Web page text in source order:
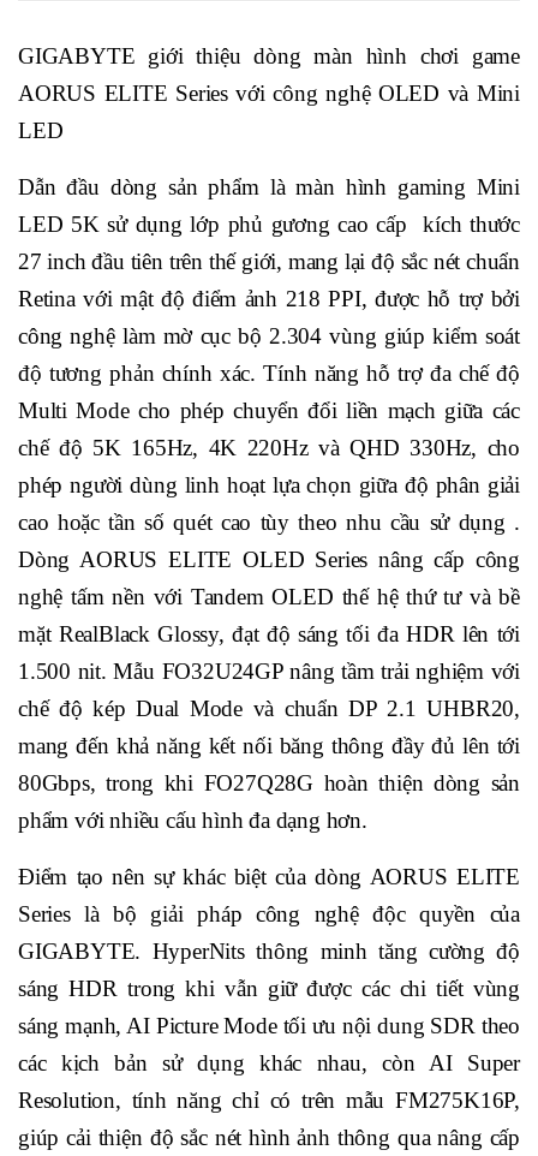
GIGABYTE giới thiệu dòng màn hình chơi game
AORUS ELITE Series với công nghệ OLED và Mini
LED
Dẫn đầu dòng sản phẩm là màn hình gaming Mini
LED 5K sử dụng lớp phủ gương cao cấp kích thước
27 inch đầu tiên trên thế giới, mang lại độ sắc nét chuẩn
Retina với mật độ điểm ảnh 218 PPI, được hỗ trợ bởi
công nghệ làm mờ cục bộ 2.304 vùng giúp kiểm soát
độ tương phản chính xác. Tính năng hỗ trợ đa chế độ
Multi Mode cho phép chuyển đổi liền mạch giữa các
chế độ 5K 165Hz, 4K 220Hz và QHD 330Hz, cho
phép người dùng linh hoạt lựa chọn giữa độ phân giải
cao hoặc tần số quét cao tùy theo nhu cầu sử dụng .
Dòng AORUS ELITE OLED Series nâng cấp công
nghệ tấm nền với Tandem OLED thế hệ thứ tư và bề
mặt RealBlack Glossy, đạt độ sáng tối đa HDR lên tới
1.500 nit. Mẫu FO32U24GP nâng tầm trải nghiệm với
chế độ kép Dual Mode và chuẩn DP 2.1 UHBR20,
mang đến khả năng kết nối băng thông đầy đủ lên tới
80Gbps, trong khi FO27Q28G hoàn thiện dòng sản
phẩm với nhiều cấu hình đa dạng hơn.
Điểm tạo nên sự khác biệt của dòng AORUS ELITE
Series là bộ giải pháp công nghệ độc quyền của
GIGABYTE. HyperNits thông minh tăng cường độ
sáng HDR trong khi vẫn giữ được các chi tiết vùng
sáng mạnh, AI Picture Mode tối ưu nội dung SDR theo
các kịch bản sử dụng khác nhau, còn AI Super
Resolution, tính năng chỉ có trên mẫu FM275K16P,
giúp cải thiện độ sắc nét hình ảnh thông qua nâng cấp